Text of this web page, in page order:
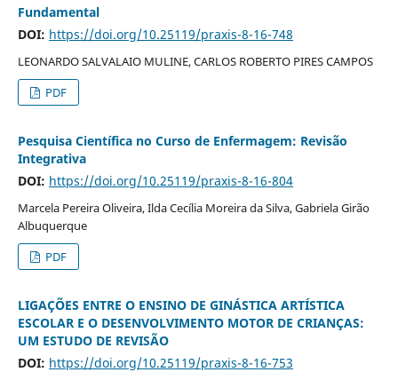
Fundamental
DOI: https://doi.org/10.25119/praxis-8-16-748
LEONARDO SALVALAIO MULINE, CARLOS ROBERTO PIRES CAMPOS
PDF
Pesquisa Científica no Curso de Enfermagem: Revisão
Integrativa
DOI: https://doi.org/10.25119/praxis-8-16-804
Marcela Pereira Oliveira, Ilda Cecília Moreira da Silva, Gabriela Girão
Albuquerque
PDF
LIGAÇÕES ENTRE O ENSINO DE GINÁSTICA ARTÍSTICA
ESCOLAR E O DESENVOLVIMENTO MOTOR DE CRIANÇAS:
UM ESTUDO DE REVISÃO
DOI: https://doi.org/10.25119/praxis-8-16-753